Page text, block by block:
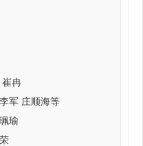
崔冉
军 庄顺海等
瑜